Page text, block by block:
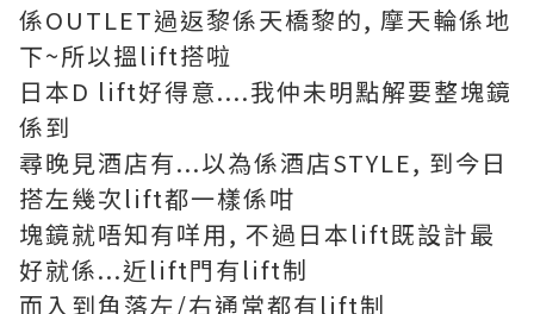
係OUTLET過返黎係天橋黎的, 摩天輪係地
下~所以搵lift搭啦
日本D lift好得意....我仲未明點解要整塊鏡
係到
尋晚見酒店有...以為係酒店STYLE, 到今日
搭左幾次lift都一樣係咁
塊鏡就唔知有咩用, 不過日本lift既設計最
好就係...近lift門有lift制
而入到角落左/右通常都有lift制